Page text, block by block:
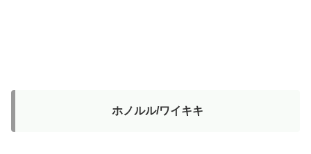
ホノルル/ワイキキ